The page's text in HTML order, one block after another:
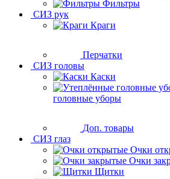
Фильтры
СИЗ рук
Краги
Перчатки
СИЗ головы
Каски
головные уборы
Доп. товары
СИЗ глаз
Очки
Очки
Щитки